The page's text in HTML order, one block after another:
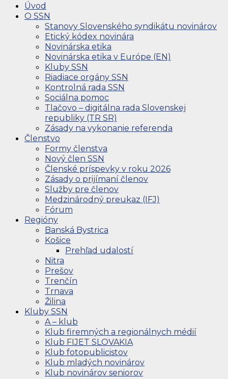
Úvod
O SSN
Stanovy Slovenského syndikátu novinárov
Etický kódex novinára
Novinárska etika
Novinárska etika v Európe (EN)
Kluby SSN
Riadiace orgány SSN
Kontrolná rada SSN
Sociálna pomoc
Tlačovo – digitálna rada Slovenskej
republiky (TR SR)
Zásady na vykonanie referenda
Členstvo
Formy členstva
Nový člen SSN
Členské príspevky v roku 2026
Zásady o prijímaní členov
Služby pre členov
Medzinárodný preukaz (IFJ)
Fórum
Regióny
Banská Bystrica
Košice
Prehľad udalostí
Nitra
Prešov
Trenčín
Trnava
Žilina
Kluby SSN
A – klub
Klub firemných a regionálnych médií
Klub FIJET SLOVAKIA
Klub fotopublicistov
Klub mladých novinárov
Klub novinárov seniorov